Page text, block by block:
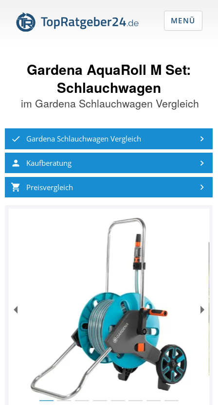
Gardena AquaRoll M Set:
Schlauchwagen
im Gardena Schlauchwagen Vergleich
Gardena Schlauchwagen Vergleich
Kaufberatung
Preisvergleich
MENÜ